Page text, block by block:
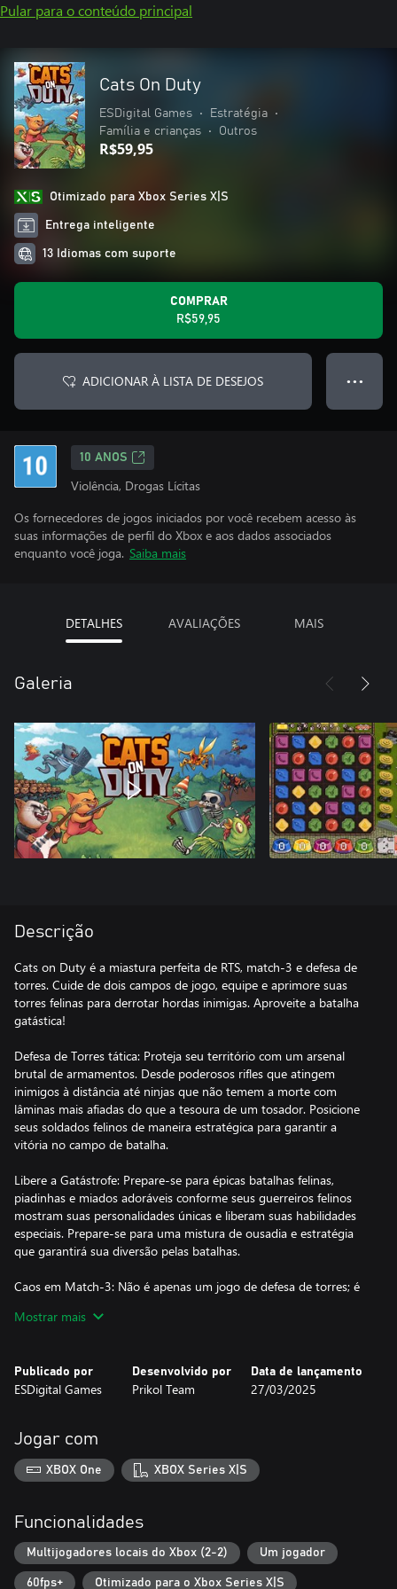
Pular para o conteúdo principal
Cats On Duty
ESDigital Games • Estratégia
•
Família e crianças
• Outros
R$59,95
Otimizado para Xbox Series X|S
Entrega inteligente
13 Idiomas com suporte
COMPRAR
R$59,95
ADICIONAR À LISTA DE DESEJOS ● ● ●
10 ANOS
Violência, Drogas Lícitas
Os fornecedores de jogos iniciados por você recebem acesso às
suas informações de perfil do Xbox e aos dados associados
enquanto você joga. Saiba mais
DETALHES AVALIAÇÕES MAIS
Galeria
Descrição
Cats on Duty é a miastura perfeita de RTS, match-3 e defesa de
torres. Cuide de dois campos de jogo, equipe e aprimore suas
torres felinas para derrotar hordas inimigas. Aproveite a batalha
gatástica!
Defesa de Torres tática: Proteja seu território com um arsenal
brutal de armamentos. Desde poderosos rifles que atingem
inimigos à distância até ninjas que não temem a morte com
lâminas mais afiadas do que a tesoura de um tosador. Posicione
seus soldados felinos de maneira estratégica para garantir a
vitória no campo de batalha.
Libere a Gatástrofe: Prepare-se para épicas batalhas felinas,
piadinhas e miados adoráveis conforme seus guerreiros felinos
mostram suas personalidades únicas e liberam suas habilidades
especiais. Prepare-se para uma mistura de ousadia e estratégia
que garantirá sua diversão pelas batalhas.
Caos em Match-3: Não é apenas um jogo de defesa de torres; é
no campo de recursos para receber dinheiro e comprar torres
Plants vs Zombies e Tower Swap, Cats on Duty pega o melhor
que existe no gênero e melhora com as cativantes mecânicas de
Personalize e melhore seu esquadrão: Desbloqueie e colete uma
variedade de gatos únicos, cada um com suas vantagens e
habilidades. Com atiradores de elite, assassinos, felinos com
do Gato de Botas, monte sua equipe de acordo com seu estilo de
gatos em sequência e testemunhe o surgimento de um SUPER
GATO DE BATALHA!
Mostrar mais
Publicado por
ESDigital Games
Desenvolvido por
Prikol Team
Data de lançamento
27/03/2025
Jogar com
XBOX One XBOX Series X|S
Funcionalidades
Multijogadores locais do Xbox (2-2) Um jogador
60fps+ Otimizado para o Xbox Series X|S